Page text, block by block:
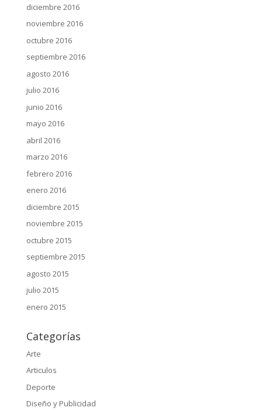
diciembre 2016
noviembre 2016
octubre 2016
septiembre 2016
agosto 2016
julio 2016
junio 2016
mayo 2016
abril 2016
marzo 2016
febrero 2016
enero 2016
diciembre 2015
noviembre 2015
octubre 2015
septiembre 2015
agosto 2015
julio 2015
enero 2015
Categorías
Arte
Articulos
Deporte
Diseño y Publicidad